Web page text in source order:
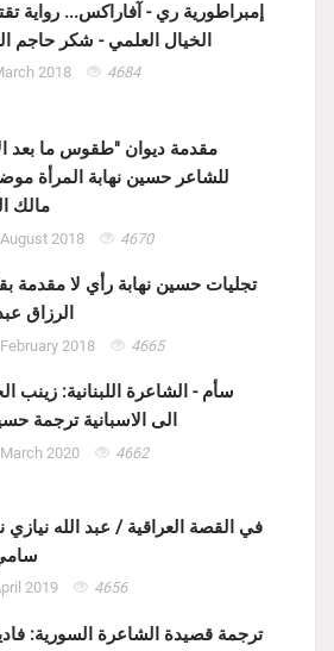
إمبراطورية ري - آفاراكس... رواية
الخيال العلمي - شكر حاجم
2018 4684
مقدمة ديوان "طقوس ما بعد
للشاعر حسين نهابة المرأة
مالك
2018 4670
تجليات حسين نهابة رأي لا مقدمة
الرزاق
2018 4665
سأم - الشاعرة اللبنانية: زينب
الى الاسبانية ترجمة
2020 4662
في القصة العراقية / عبد الله نيازي
2019 4656
ترجمة قصيدة الشاعرة السورية: